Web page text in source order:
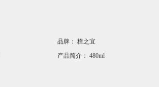
品牌： 樟之宜
产品简介： 480ml